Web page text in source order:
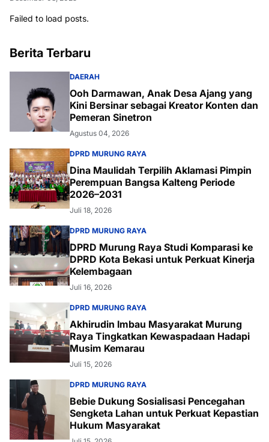
Failed to load posts.
Berita Terbaru
DAERAH
Ooh Darmawan, Anak Desa Ajang yang
Kini Bersinar sebagai Kreator Konten dan
Pemeran Sinetron
Agustus 04, 2026
DPRD MURUNG RAYA
Dina Maulidah Terpilih Aklamasi Pimpin
Perempuan Bangsa Kalteng Periode
2026–2031
Juli 18, 2026
DPRD MURUNG RAYA
DPRD Murung Raya Studi Komparasi ke
DPRD Kota Bekasi untuk Perkuat Kinerja
Kelembagaan
Juli 16, 2026
DPRD MURUNG RAYA
Akhirudin Imbau Masyarakat Murung
Raya Tingkatkan Kewaspadaan Hadapi
Musim Kemarau
Juli 15, 2026
DPRD MURUNG RAYA
Bebie Dukung Sosialisasi Pencegahan
Sengketa Lahan untuk Perkuat Kepastian
Hukum Masyarakat